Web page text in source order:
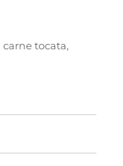
familie-
Tags
carne tocata,